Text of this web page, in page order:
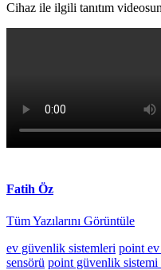
Cihaz ile ilgili tanıtım
Fatih Öz
Tüm Yazılarını Görüntüle
ev güvenlik sistemleri point
sensörü point güvenlik sistemi